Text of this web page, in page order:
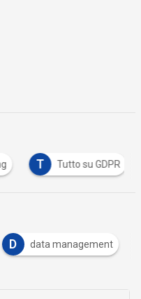
T Tutto su GDPR
D data management